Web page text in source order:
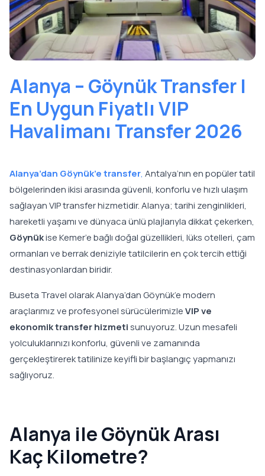
Alanya – Göynük Transfer |
En Uygun Fiyatlı VIP
Havalimanı Transfer 2026
Alanya’dan Göynük’e transfer, Antalya’nın en popüler tatil
bölgelerinden ikisi arasında güvenli, konforlu ve hızlı ulaşım
sağlayan VIP transfer hizmetidir. Alanya; tarihi zenginlikleri,
hareketli yaşamı ve dünyaca ünlü plajlarıyla dikkat çekerken,
Göynükise Kemer’e bağlı doğal güzellikleri, lüks otelleri, çam
ormanları ve berrak deniziyle tatilcilerin en çok tercih ettiği
destinasyonlardan biridir.
Buseta Travel olarak Alanya’dan Göynük’e modern
araçlarımız ve profesyonel sürücülerimizleVIP ve
ekonomik transfer hizmetisunuyoruz. Uzun mesafeli
yolculuklarınızı konforlu, güvenli ve zamanında
gerçekleştirerek tatilinize keyifli bir başlangıç yapmanızı
sağlıyoruz.
Alanya ile Göynük Arası
Kaç Kilometre?